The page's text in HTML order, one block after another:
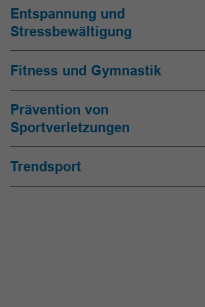
Entspannung und
Stressbewältigung
Fitness und Gymnastik
Prävention von
Sportverletzungen
Trendsport